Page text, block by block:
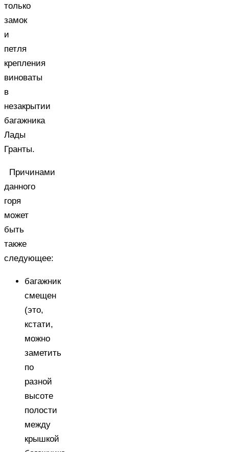
только
замок
и
петля
крепления
виноваты
в
незакрытии
багажника
Лады
Гранты.
Причинами
данного
горя
может
быть
также
следующее:
багажник
смещен
(это,
кстати,
можно
заметить
по
разной
высоте
полости
между
крышкой